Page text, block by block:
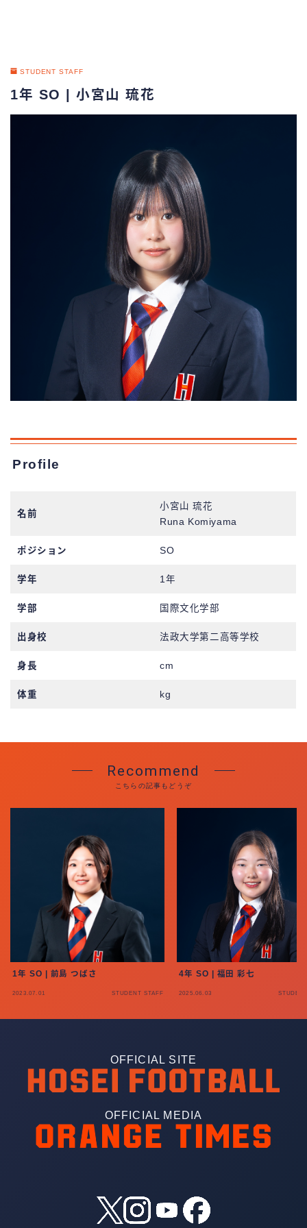
STUDENT STAFF
1年 SO | 小宮山 琉花
Profile
名前
小宮山 琉花
Runa Komiyama
ポジション SO
学年 1年
学部 国際文化学部
出身校 法政大学第二高等学校
身長 cm
体重 kg
Recommend
こちらの記事もどうぞ
1年 SO | 前島 つばさ
2023.07.01 STUDENT STAFF
4年 SO | 福田 彩七
2025.06.03
OFFICIAL SITE
OFFICIAL MEDIA